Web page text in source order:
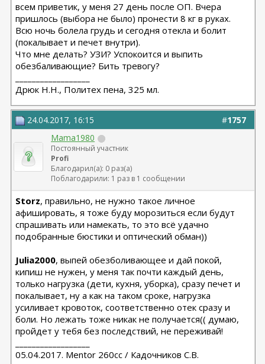
всем приветик, у меня 27 день после ОП. Вчера
пришлось (выбора не было) пронести 8 кг в руках.
Всю ночь болела грудь и сегодня отекла и болит
(покалывает и печет внутри).
Что мне делать? УЗИ? Успокоится и выпить
обезбаливающие? Бить тревогу?
Дрюк Н.Н., Политех пена, 325 мл.
#1757
24.04.2017, 16:15
Mama1980
Постоянный участник
Profi
Благодарил(а): 0 раз(а)
Поблагодарили: 1 раз в 1 сообщении
Storz, правильно, не нужно такое личное
афишировать, я тоже буду морозиться если будут
спрашивать или намекать, то это всё удачно
подобранные бюстики и оптический обман))
Julia2000, выпей обезболивающее и дай покой,
кипиш не нужен, у меня так почти каждый день,
только нагрузка (дети, кухня, уборка), сразу печет и
покалывает, ну а как на таком сроке, нагрузка
усиливает кровоток, соответственно отек сразу и
боли. Но лежать тоже никак не получается(( думаю,
пройдет у тебя без последствий, не переживай!
05.04.2017. Mentor 260cc / Кадочников С.В.